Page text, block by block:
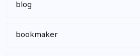
blog
bookmaker